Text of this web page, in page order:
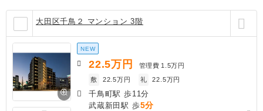
大田区千鳥２ マンション 3階
NEW
22.5万円 管理費 1.5万円
敷
22.5万円 礼 22.5万円
千鳥町駅 歩11分
武蔵新田駅 歩5分